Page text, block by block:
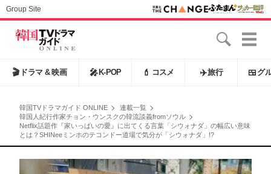
Group Site
🎬 ドラマ & 映画 🎤 K-POP 💄 コスメ ✈️旅行 🍱 グ
韓国TVドラマガイド ONLINE
連載一覧
韓国人紀行作家チョン・ウンスクの韓流談義fromソウル
Netflix話題作『家いっぱいの愛』に出てくる言葉「シウォナダ」の幅広い意味
とは？SHINeeミンホのテコンドー道場で気分が「シウォナダ」!?